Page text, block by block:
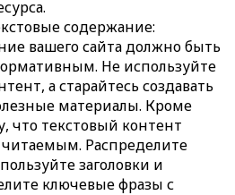
содержание:
вашего сайта должно быть
Не используйте
а старайтесь создавать
материалы. Кроме
что текстовый контент
Распределите
заголовки и
ключевые фразы с